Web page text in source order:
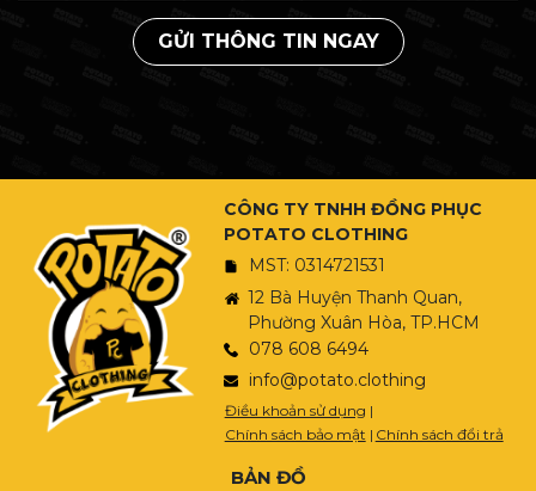
GỬI THÔNG TIN NGAY
CÔNG TY TNHH ĐỒNG PHỤC
POTATO CLOTHING
MST: 0314721531
12 Bà Huyện Thanh Quan,
Phường Xuân Hòa, TP.HCM
078 608 6494
info@potato.clothing
Điều khoản sử dụng |
Chính sách bảo mật | Chính sách đổi trả
BẢN ĐỒ